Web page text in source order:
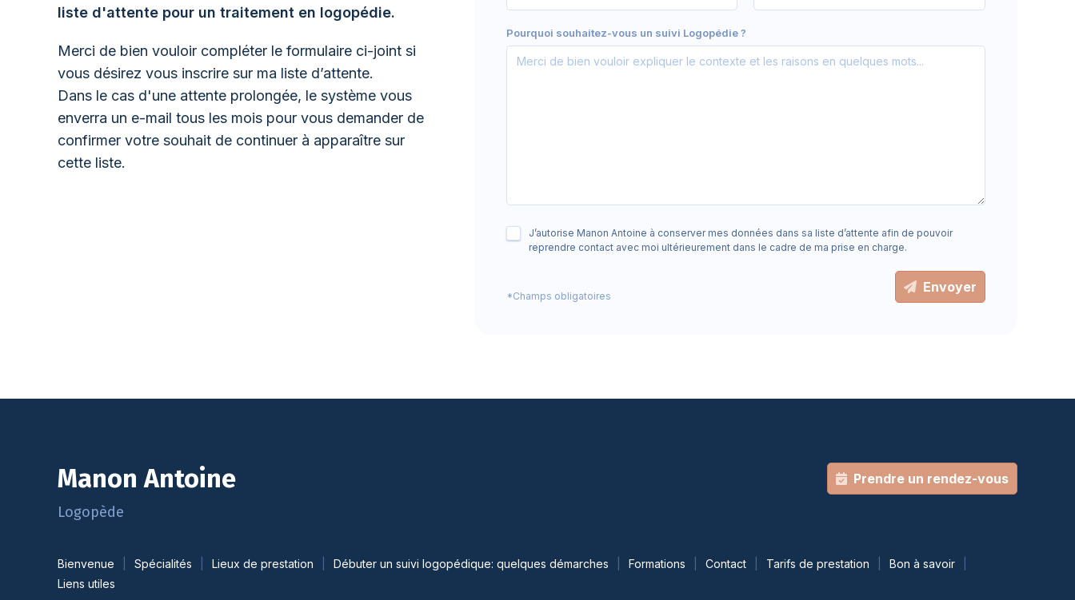
liste d'attente pour un traitement en logopédie.
Merci de bien vouloir compléter le formulaire ci-joint si
vous désirez vous inscrire sur ma liste d’attente.
Dans le cas d'une attente prolongée, le système vous
enverra un e-mail tous les mois pour vous demander de
confirmer votre souhait de continuer à apparaître sur
cette liste.
Pourquoi souhaitez-vous un suivi Logopédie ?
J’autorise Manon Antoine à conserver mes données dans sa liste d’attente afin de pouvoir
reprendre contact avec moi ultérieurement dans le cadre de ma prise en charge.
*Champs obligatoires
Envoyer
Manon Antoine
Logopède
Prendre un rendez-vous
Bienvenue Spécialités Lieux de prestation Débuter un suivi logopédique: quelques démarches Formations Contact Tarifs de prestation
Bon à savoir
Liens utiles